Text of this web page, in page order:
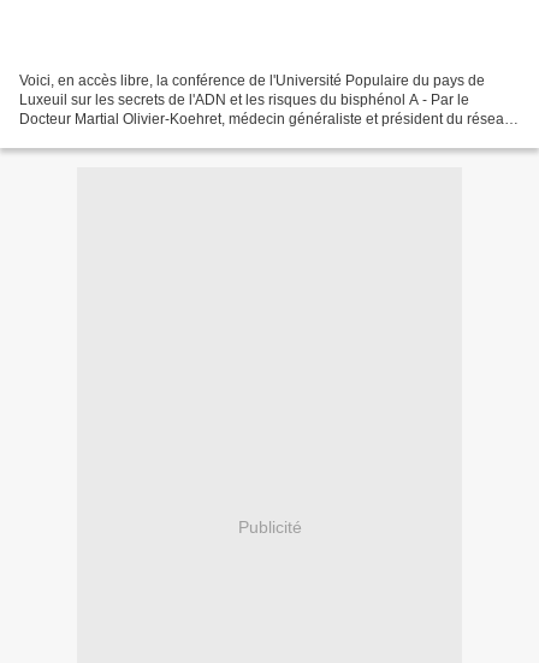
Voici, en accès libre, la conférence de l'Université Populaire du pays de
Luxeuil sur les secrets de l'ADN et les risques du bisphénol A - Par le
Docteur Martial Olivier-Koehret, médecin généraliste et président du réseau
Publicité